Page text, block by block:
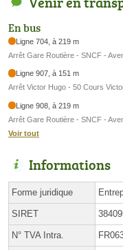
En bus
Ligne 704, à 219 m
Arrêt Gare Routière - SNCF -
Ligne 907, à 151 m
Arrêt Victor Hugo - 50 Cours
Ligne 908, à 219 m
Arrêt Gare Routière - SNCF -
Voir tout
Informations
Forme juridique
SIRET
N° TVA Intra.